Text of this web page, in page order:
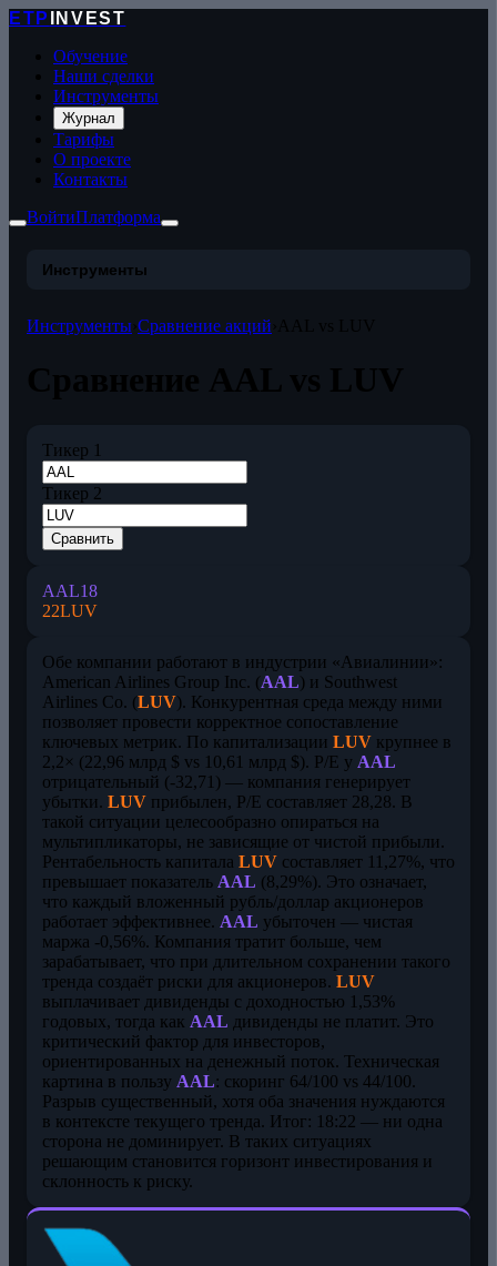
ETP
INVEST
Обучение
Наши сделки
Инструменты
Журнал
Тарифы
О проекте
Контакты
ВойтиПлатформа
Инструменты
Инструменты Сравнение акций
Тикер 1
Тикер 2
Сравнить
AAL18
22LUV
Обе компании работают в индустрии «Авиалинии»:
American Airlines Group Inc. (AAL) и Southwest
Airlines Co. (LUV). Конкурентная среда между ними
позволяет провести корректное сопоставление
ключевых метрик. По капитализации LUV крупнее в
2,2× (22,96 млрд $ vs 10,61 млрд $). P/E у AAL
отрицательный (-32,71) — компания генерирует
убытки. LUV прибылен, P/E составляет 28,28. В
такой ситуации целесообразно опираться на
мультипликаторы, не зависящие от чистой прибыли.
Рентабельность капитала LUV составляет 11,27%, что
превышает показатель AAL (8,29%). Это означает,
что каждый вложенный рубль/доллар акционеров
работает эффективнее. AAL убыточен — чистая
маржа -0,56%. Компания тратит больше, чем
зарабатывает, что при длительном сохранении такого
тренда создаёт риски для акционеров. LUV
выплачивает дивиденды с доходностью 1,53%
годовых, тогда как AAL дивиденды не платит. Это
критический фактор для инвесторов,
ориентированных на денежный поток. Техническая
картина в пользу AAL: скоринг 64/100 vs 44/100.
Разрыв существенный, хотя оба значения нуждаются
в контексте текущего тренда. Итог: 18:22 — ни одна
сторона не доминирует. В таких ситуациях
решающим становится горизонт инвестирования и
склонность к риску.